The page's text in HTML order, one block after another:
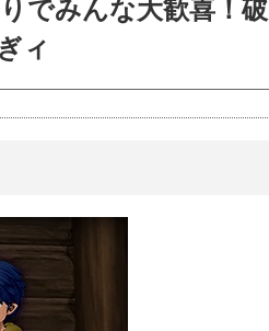
でみんな大歓喜！破
ィ